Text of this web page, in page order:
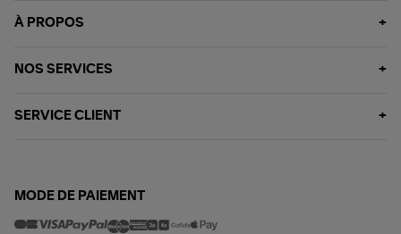
À PROPOS
NOS SERVICES
SERVICE CLIENT
MODE DE PAIEMENT